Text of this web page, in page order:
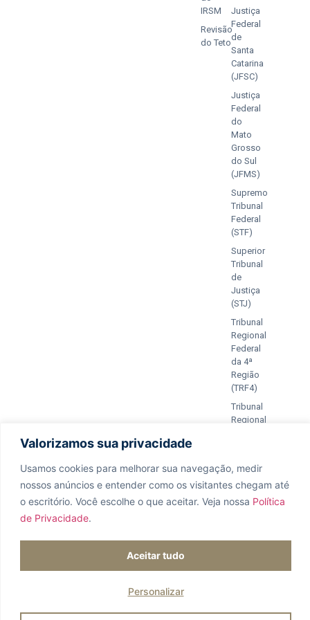
Valorizamos sua privacidade
Usamos cookies para melhorar sua navegação, medir
nossos anúncios e entender como os visitantes chegam até
o escritório. Você escolhe o que aceitar. Veja nossa Política
de Privacidade.
Personalizar
Aceitar tudo
IRSM
Revisão
do Teto
Justiça
Federal
de
Santa
Catarina
(JFSC)
Justiça
Federal
do
Mato
Grosso
do Sul
(JFMS)
Supremo
Tribunal
Federal
(STF)
Superior
Tribunal
de
Justiça
(STJ)
Tribunal
Regional
Federal
da 4ª
Região
(TRF4)
Tribunal
Regional
(TRF2)
Tribunal
Regional
Região
(OAB)